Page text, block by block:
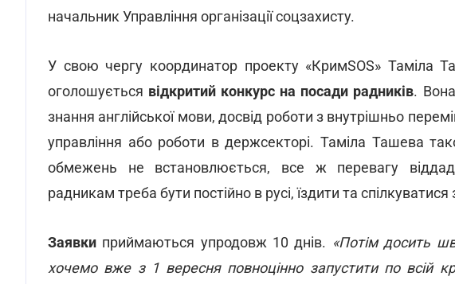
начальник Управління організації соцзахисту.
У свою чергу координатор проекту «КримSOS» Таміла
оголошується відкритий конкурс на посади радників.
знання англійської мови, досвід роботи з внутрішньо
управління або роботи в держсекторі. Таміла Ташева
обмежень не встановлюється, все ж перевагу
радникам треба бути постійно в русі, їздити та
Заявки приймаються упродовж 10 днів. «Потім досить
хочемо вже з 1 вересня повноцінно запустити по всій